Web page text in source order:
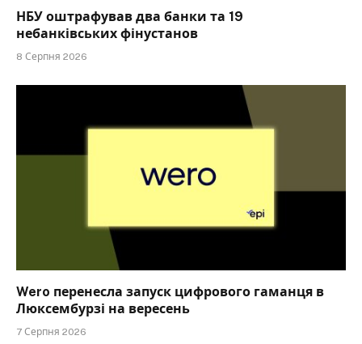
НБУ оштрафував два банки та 19
небанківських фінустанов
8 Серпня 2026
Wero перенесла запуск цифрового гаманця в
Люксембурзі на вересень
7 Серпня 2026